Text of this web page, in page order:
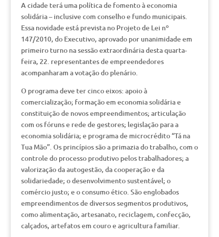
A cidade terá uma política de fomento à economia
solidária – inclusive com conselho e fundo municipais.
Essa novidade está prevista no Projeto de Lei nº
147/2010, do Executivo, aprovado por unanimidade em
primeiro turno na sessão extraordinária desta quarta-
feira, 22. representantes de empreendedores
acompanharam a votação do plenário.
O programa deve ter cinco eixos: apoio à
comercialização; formação em economia solidária e
constituição de novos empreendimentos; articulação
com os fóruns e rede de gestores; legislação para a
economia solidária; e programa de microcrédito “Tá na
Tua Mão”. Os princípios são a primazia do trabalho, com o
controle do processo produtivo pelos trabalhadores; a
valorização da autogestão, da cooperação e da
solidariedade; o desenvolvimento sustentável; o
comércio justo; e o consumo ético. São englobados
empreendimentos de diversos segmentos produtivos,
como alimentação, artesanato, reciclagem, confecção,
calçados, artefatos em couro e agricultura familiar.